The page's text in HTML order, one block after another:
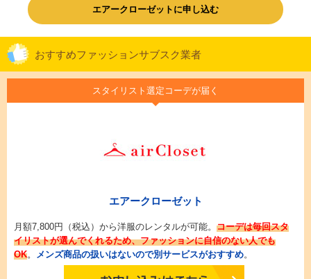
エアークローゼットに申し込む
おすすめファッションサブスク業者
スタイリスト選定コーデが届く
エアークローゼット
月額7,800円（税込）から洋服のレンタルが可能。 コーデは毎回スタ
イリストが選んでくれるため、ファッションに自信のない人でも
OK。 メンズ商品の扱いはないので別サービスがおすすめ。